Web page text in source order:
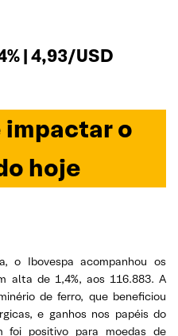
| 4,93/USD
impactar o
hoje
o Ibovespa acompanhou os
alta de 1,4%, aos 116.883. A
de ferro, que beneficiou
e ganhos nos papéis do
foi positivo para moedas de